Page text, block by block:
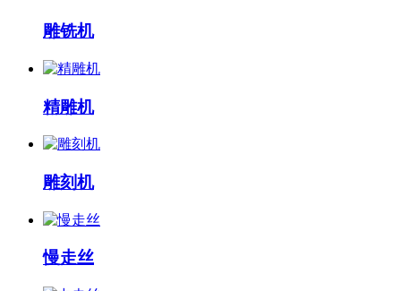
雕铣机
精雕机
雕刻机
慢走丝